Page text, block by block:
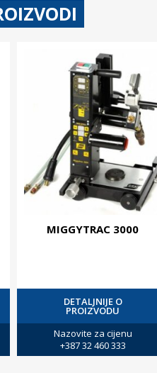
MIGGYTRAC 3000
DETALJNIJE O
PROIZVODU
Nazovite za cijenu
+387 32 460 333